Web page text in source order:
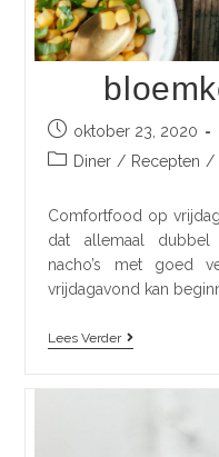
oktober 23, 2020
Diner / Recepten /
Comfortfood op
dat allemaal
nacho’s met goed
vrijdagavond kan
Lees Verder